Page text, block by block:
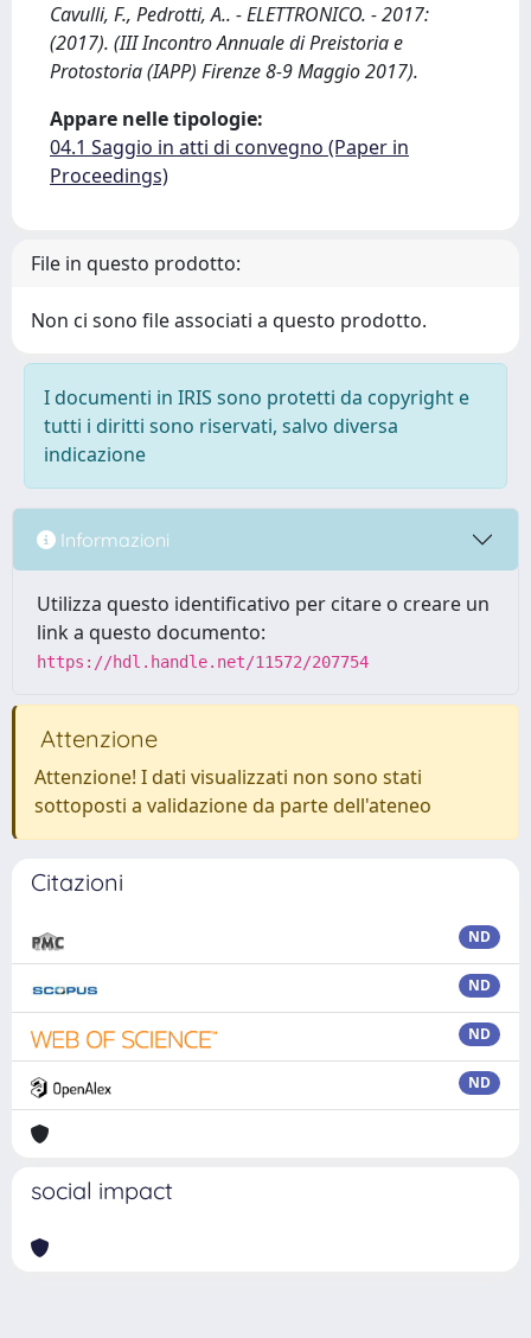
Cavulli, F., Pedrotti, A.. - ELETTRONICO. - 2017:
(2017). (III Incontro Annuale di Preistoria e
Protostoria (IAPP) Firenze 8-9 Maggio 2017).
Appare nelle tipologie:
04.1 Saggio in atti di convegno (Paper in
Proceedings)
File in questo prodotto:
Non ci sono file associati a questo prodotto.
I documenti in IRIS sono protetti da copyright e
tutti i diritti sono riservati, salvo diversa
indicazione
Informazioni
Utilizza questo identificativo per citare o creare un
link a questo documento:
https://hdl.handle.net/11572/207754
Attenzione
Attenzione! I dati visualizzati non sono stati
sottoposti a validazione da parte dell'ateneo
Citazioni
ND
ND
ND
ND
social impact